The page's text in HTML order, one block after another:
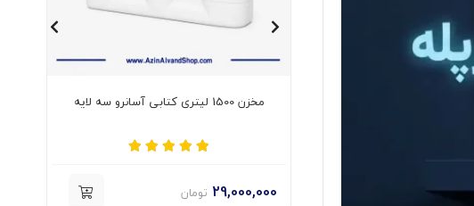
تومان
مخزن 500 لیتری کتابی آسانرو سه لایه
18,500,000 تومان